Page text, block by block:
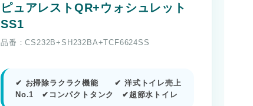
ピュアレストQR+ウォシュレット
SS1
品番：CS232B+SH232BA+TCF6624SS
✔ お掃除ラクラク機能 ✔ 洋式トイレ売上
No.1 ✔コンパクトタンク ✔超節水トイレ